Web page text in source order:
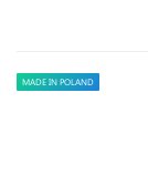
MADE IN POLAND